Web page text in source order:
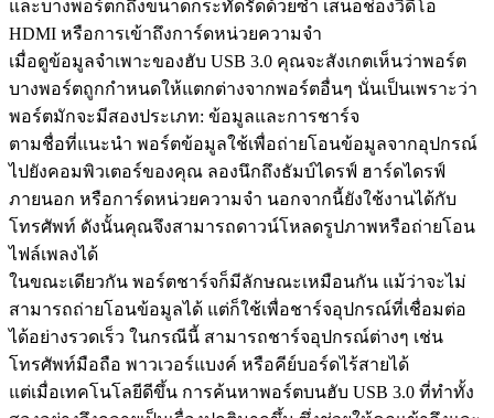
และบางพอร์ตก็ถึงขนาดกระทัดรัดด้วยซ้ำ เสนอช่องวิดีโอ
HDMI หรือการเข้าถึงการ์ดหน่วยความจำ
เมื่อดูข้อมูลจำเพาะของฮับ USB 3.0 คุณจะสังเกตเห็นว่าพอร์ต
บางพอร์ตถูกกำหนดให้แตกต่างจากพอร์ตอื่นๆ นั่นเป็นเพราะว่า
พอร์ตมักจะมีสองประเภท: ข้อมูลและการชาร์จ
ตามชื่อที่แนะนำ พอร์ตข้อมูลใช้เพื่อถ่ายโอนข้อมูลจากอุปกรณ์
ไปยังคอมพิวเตอร์ของคุณ ลองนึกถึงธัมบ์ไดรฟ์ ฮาร์ดไดรฟ์
ภายนอก หรือการ์ดหน่วยความจำ นอกจากนี้ยังใช้งานได้กับ
โทรศัพท์ ดังนั้นคุณจึงสามารถดาวน์โหลดรูปภาพหรือถ่ายโอน
ไฟล์เพลงได้
ในขณะเดียวกัน พอร์ตชาร์จก็มีลักษณะเหมือนกัน แม้ว่าจะไม่
สามารถถ่ายโอนข้อมูลได้ แต่ก็ใช้เพื่อชาร์จอุปกรณ์ที่เชื่อมต่อ
ได้อย่างรวดเร็ว ในกรณีนี้ สามารถชาร์จอุปกรณ์ต่างๆ เช่น
โทรศัพท์มือถือ พาวเวอร์แบงค์ หรือคีย์บอร์ดไร้สายได้
แต่เมื่อเทคโนโลยีดีขึ้น การค้นหาพอร์ตบนฮับ USB 3.0 ที่ทำทั้ง